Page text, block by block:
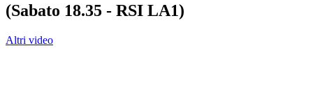
(Sabato 18.35 - RSI LA1)
Altri video